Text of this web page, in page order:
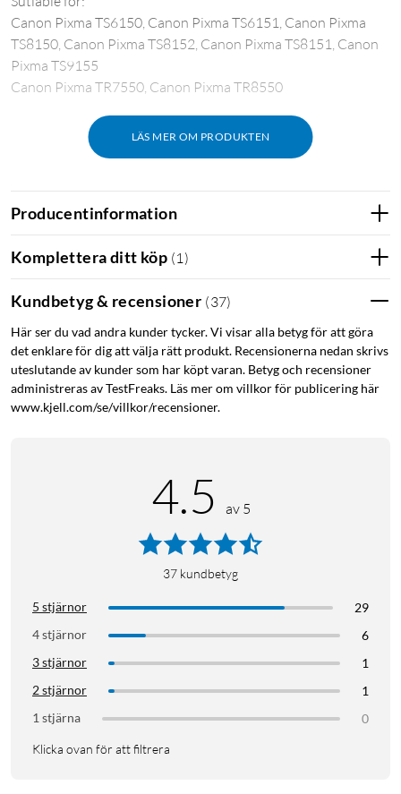
LÄS MER OM PRODUKTEN
Canon Pixma TS6150, Canon Pixma TS6151, Canon Pixma
TS8150, Canon Pixma TS8152, Canon Pixma TS8151, Canon
Pixma TS9155
Canon Pixma TR7550, Canon Pixma TR8550
Producentinformation
Komplettera ditt köp (1 )
Kundbetyg & recensioner (37)
Här ser du vad andra kunder tycker. Vi visar alla betyg för att göra
det enklare för dig att välja rätt produkt. Recensionerna nedan skrivs
uteslutande av kunder som har köpt varan. Betyg och recensioner
administreras av TestFreaks. Läs mer om villkor för publicering här
www.kjell.com/se/villkor/recensioner.
4.5 av 5
37 kundbetyg
5 stjärnor
29
4 stjärnor
6
3 stjärnor
1
2 stjärnor
1
1 stjärna
0
Klicka ovan för att filtrera